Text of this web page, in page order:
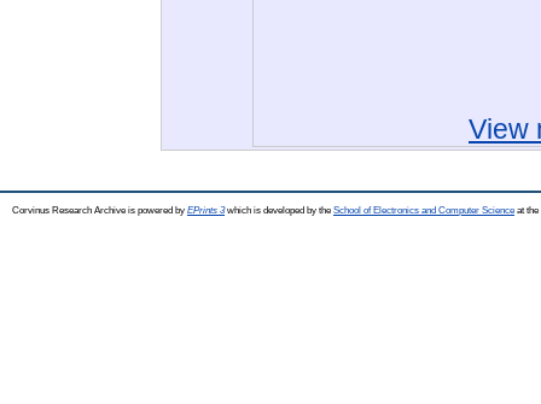
View
Corvinus Research Archive is powered by EPrints 3which is developed by the School of Electronics and Computer Science at